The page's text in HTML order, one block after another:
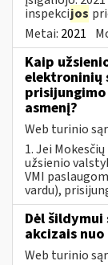
inspekcijos
Metai: 2021
Kaip
elektroninių
asmenį?
Web turinio
1. Jei
užsienio
VMI
vardu),
Dėl
akcizais nuo
Web turinio